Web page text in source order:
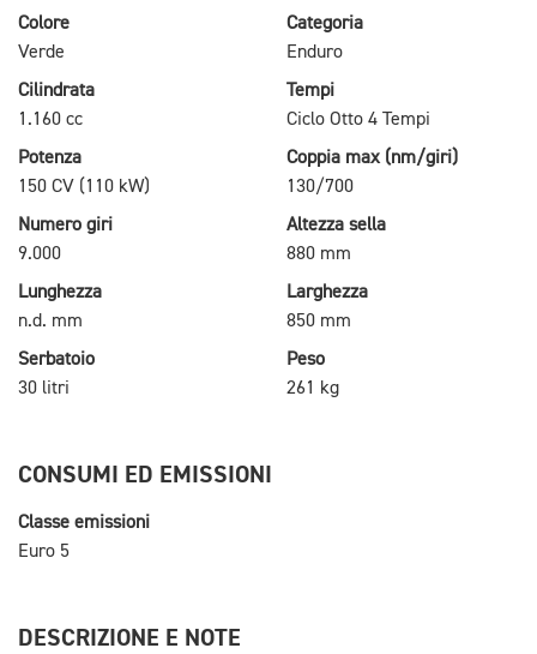
Colore
Verde
Categoria
Enduro
Cilindrata
1.160 cc
Tempi
Ciclo Otto 4 Tempi
Potenza
150 CV (110 kW)
Coppia max (nm/giri)
130/700
Numero giri
9.000
Altezza sella
880 mm
Lunghezza
n.d. mm
Larghezza
850 mm
Serbatoio
30 litri
Peso
261 kg
CONSUMI ED EMISSIONI
Classe emissioni
Euro 5
DESCRIZIONE E NOTE